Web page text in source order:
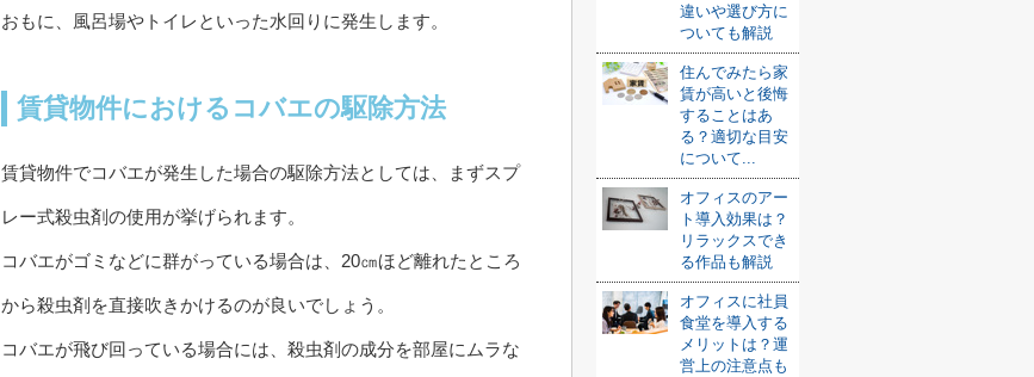
おもに、風呂場やトイレといった水回りに発生します。
賃貸物件におけるコバエの駆除方法
賃貸物件でコバエが発生した場合の駆除方法としては、まずスプ
レー式殺虫剤の使用が挙げられます。
コバエがゴミなどに群がっている場合は、20㎝ほど離れたところ
から殺虫剤を直接吹きかけるのが良いでしょう。
コバエが飛び回っている場合には、殺虫剤の成分を部屋にムラな
違いや選び方に
ついても解説
住んでみたら家
賃が高いと後悔
することはあ
る？適切な目安
について...
オフィスのアー
ト導入効果は？
リラックスでき
る作品も解説
オフィスに社員
食堂を導入する
メリットは？運
営上の注意点も